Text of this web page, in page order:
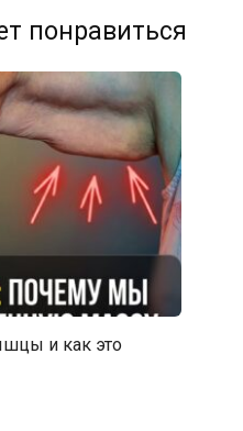
понравиться
и как это